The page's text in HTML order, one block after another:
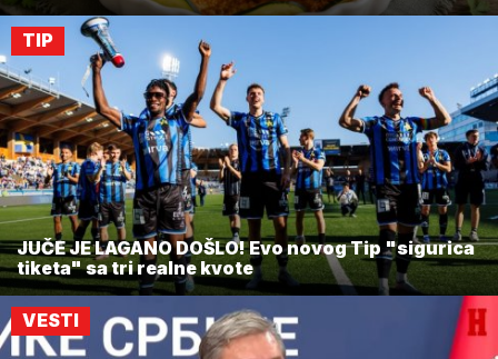
TIP
JUČE JE LAGANO DOŠLO! Evo novog Tip "sigurica
tiketa" sa tri realne kvote
VESTI